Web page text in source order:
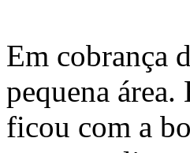
Em cobrança
pequena
ficou com a